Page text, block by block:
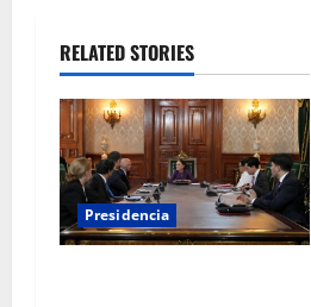
RELATED STORIES
Presidencia